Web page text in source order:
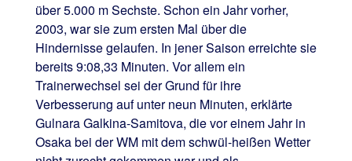
über 5.000 m Sechste. Schon ein Jahr vorher,
2003, war sie zum ersten Mal über die
Hindernisse gelaufen. In jener Saison erreichte sie
bereits 9:08,33 Minuten. Vor allem ein
Trainerwechsel sei der Grund für ihre
Verbesserung auf unter neun Minuten, erklärte
Gulnara Galkina-Samitova, die vor einem Jahr in
Osaka bei der WM mit dem schwül-heißen Wetter